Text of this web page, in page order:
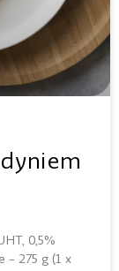
0,5%
– 275 g (1 x